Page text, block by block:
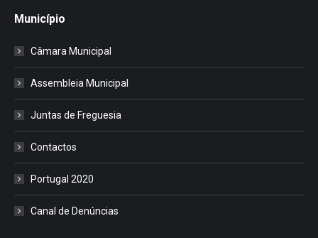
Município
Câmara Municipal
Assembleia Municipal
Juntas de Freguesia
Contactos
Portugal 2020
Canal de Denúncias